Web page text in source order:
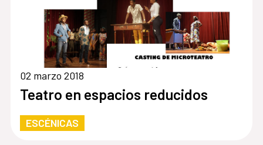
02 marzo 2018
Teatro en espacios reducidos
ESCÉNICAS